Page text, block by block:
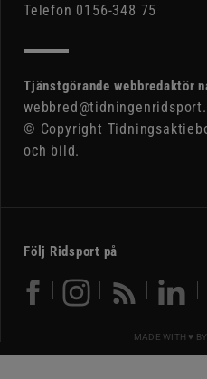
Telefon 0156-348 75
Tjänstgörande webbredaktör
© Copyright
och bild.
Följ Ridsport på
MADE WITH ♥ BY